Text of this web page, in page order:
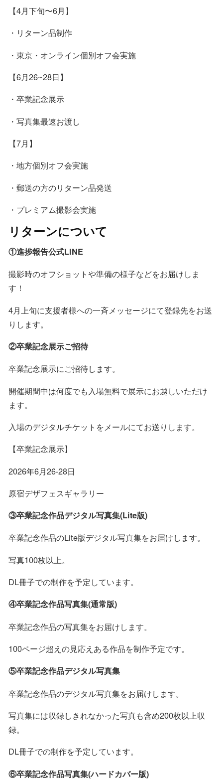
【4月下旬〜6月】
・リターン品制作
・東京・オンライン個別オフ会実施
【6月26~28日】
・卒業記念展示
・写真集最速お渡し
【7月】
・地方個別オフ会実施
・郵送の方のリターン品発送
・プレミアム撮影会実施
リターンについて
①進捗報告公式LINE
撮影時のオフショットや準備の様子などをお届けしま
す！
4月上旬に支援者様への一斉メッセージにて登録先をお送
りします。
②卒業記念展示ご招待
卒業記念展示にご招待します。
開催期間中は何度でも入場無料で展示にお越しいただけ
ます。
入場のデジタルチケットをメールにてお送りします。
【卒業記念展示】
2026年6月26-28日
原宿デザフェスギャラリー
③卒業記念作品デジタル写真集(Lite版)
卒業記念作品のLite版デジタル写真集をお届けします。
写真100枚以上。
DL冊子での制作を予定しています。
④卒業記念作品写真集(通常版)
卒業記念作品の写真集をお届けします。
100ページ超えの見応えある作品を制作予定です。
⑤卒業記念作品デジタル写真集
卒業記念作品のデジタル写真集をお届けします。
写真集には収録しきれなかった写真も含め200枚以上収
録。
DL冊子での制作を予定しています。
⑥卒業記念作品写真集(ハードカバー版)